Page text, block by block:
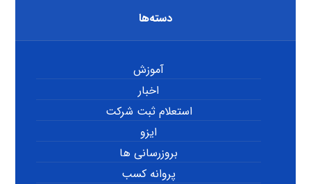
دسته‌ها
آموزش
اخبار
استعلام ثبت شرکت
ایزو
بروزرسانی ها
پروانه کسب